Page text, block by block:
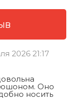
2026 21:17
Оно
носить